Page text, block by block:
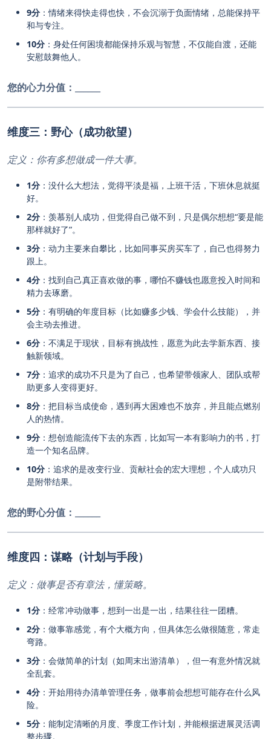
9分：情绪来得快走得也快，不会沉溺于负面情绪，总能保持平
和与专注。
10分：身处任何困境都能保持乐观与智慧，不仅能自渡，还能
安慰鼓舞他人。
您的心力分值：
维度三：野心（成功欲望）
定义：你有多想做成一件大事。
1分：没什么大想法，觉得平淡是福，上班干活，下班休息就挺
好。
2分：羡慕别人成功，但觉得自己做不到，只是偶尔想想“要是能
那样就好了”。
3分：动力主要来自攀比，比如同事买房买车了，自己也得努力
跟上。
4分：找到自己真正喜欢做的事，哪怕不赚钱也愿意投入时间和
精力去琢磨。
5分：有明确的年度目标（比如赚多少钱、学会什么技能），并
会主动去推进。
6分：不满足于现状，目标有挑战性，愿意为此去学新东西、接
触新领域。
7分：追求的成功不只是为了自己，也希望带领家人、团队或帮
助更多人变得更好。
8分：把目标当成使命，遇到再大困难也不放弃，并且能点燃别
人的热情。
9分：想创造能流传下去的东西，比如写一本有影响力的书，打
造一个知名品牌。
10分：追求的是改变行业、贡献社会的宏大理想，个人成功只
是附带结果。
您的野心分值：
维度四：谋略（计划与手段）
定义：做事是否有章法，懂策略。
1分：经常冲动做事，想到一出是一出，结果往往一团糟。
2分：做事靠感觉，有个大概方向，但具体怎么做很随意，常走
弯路。
3分：会做简单的计划（如周末出游清单），但一有意外情况就
全乱套。
4分：开始用待办清单管理任务，做事前会想想可能存在什么风
险。
5分：能制定清晰的月度、季度工作计划，并能根据进展灵活调
整步骤。